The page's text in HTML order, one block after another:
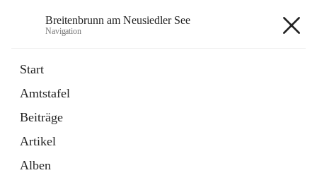
Breitenbrunn am Neusiedler See
Navigation
Start
Amtstafel
Beiträge
Artikel
Alben
18 Schnellzugriffe
Gemeindeservice